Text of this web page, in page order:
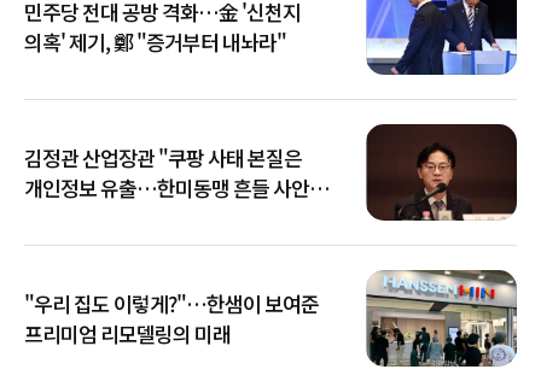
민주당 전대 공방 격화…金 '신천지
의혹' 제기, 鄭 "증거부터 내놔라"
김정관 산업장관 "쿠팡 사태 본질은
개인정보 유출…한미동맹 흔들 사안
"우리 집도 이렇게?"…한샘이 보여준
프리미엄 리모델링의 미래